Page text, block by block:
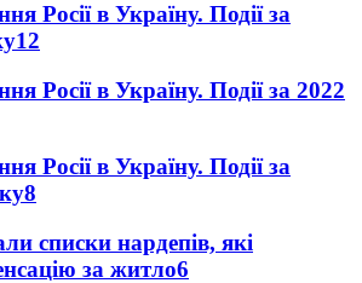
Росії в Україну. Події за
12
Росії в Україну. Події за 2022
Росії в Україну. Події за
8
списки нардепів, які
за житло6